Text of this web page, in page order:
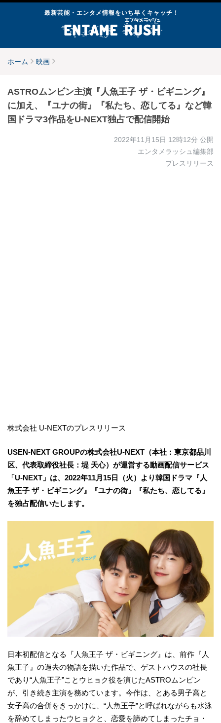
最新芸能・エンタメ情報をいち早くキャッチ！
ホーム 映画
ASTROムンビン主演『人魚王子 ザ・ビギニング』
に加え、『ユナの街』『私たち、恋してる』など韓
国ドラマ3作品をU-NEXT独占で配信開始
2022年11月15日 12時12分 公開
エンタメラッシュ編集部
プレスリリース
株式会社 U-NEXTのプレスリリース
USEN-NEXT GROUPの株式会社U-NEXT（本社：東京都品川
区、代表取締役社長：堤 天心）が運営する動画配信サービス
「U-NEXT」は、2022年11月15日（火）より韓国ドラマ『人
魚王子 ザ・ビギニング』『ユナの街』『私たち、恋してる』
を独占配信いたします。
日本初配信となる『人魚王子 ザ・ビギニング』は、前作『人
魚王子』の過去の物語を描いた作品で、ゲストハウスの社長
であり“人魚王子”ことウヒョク役を演じたASTROムンビン
が、引き続き主演を務めています。今作は、とある男子高と
女子高の合併をきっかけに、“人魚王子”と呼ばれながらも水泳
を辞めてしまったウヒョクと、恋愛を諦めてしまったチョ・